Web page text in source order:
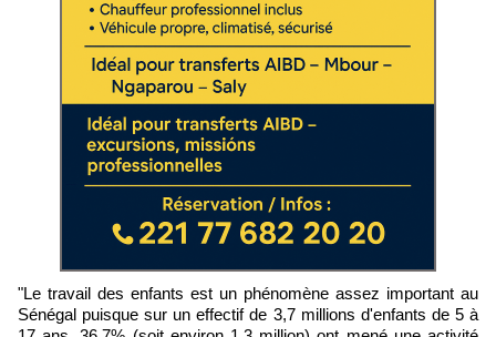
"Le travail des enfants est un phénomène assez important au
Sénégal puisque sur un effectif de 3,7 millions d'enfants de 5 à